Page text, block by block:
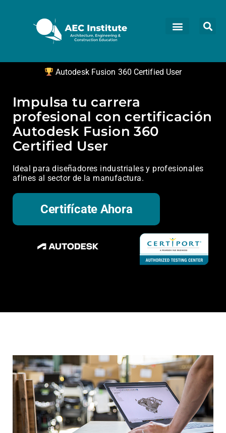
Autodesk Fusion 360 Certified User
Impulsa tu carrera
profesional con certificación
Autodesk Fusion 360
Certified User
Ideal para diseñadores industriales y profesionales
afines al sector de la manufactura.
Certifícate Ahora